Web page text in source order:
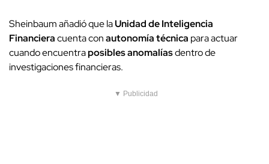
Sheinbaum añadió que laUnidad de Inteligencia
Financieracuenta conautonomía técnica para actuar
cuando encuentraposibles anomalíasdentro de
investigaciones financieras.
▼ Publicidad